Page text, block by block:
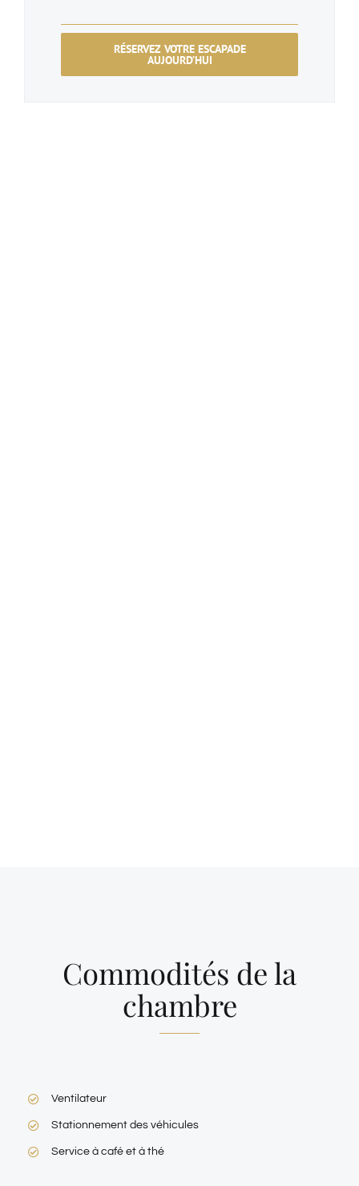
RÉSERVEZ VOTRE ESCAPADE
AUJOURD’HUI
Commodités de la
chambre
Ventilateur
Stationnement des véhicules
Service à café et à thé